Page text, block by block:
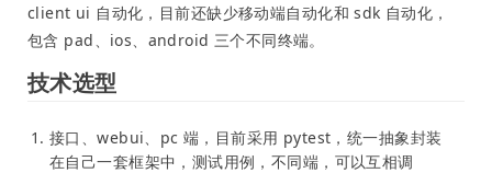
client ui 自动化，目前还缺少移动端自动化和 sdk 自动化，
包含 pad、ios、android 三个不同终端。
技术选型
接口、webui、pc 端，目前采用 pytest，统一抽象封装
在自己一套框架中，测试用例，不同端，可以互相调